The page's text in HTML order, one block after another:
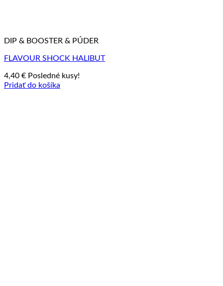
DIP & BOOSTER & PÚDER
FLAVOUR SHOCK HALIBUT
4,40 € Posledné kusy!
Pridať do košíka